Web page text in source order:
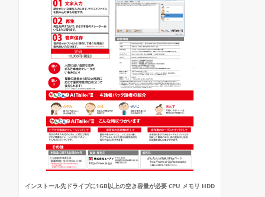
インストール先ドライブに1GB以上の空き容量が必要 CPU メモリ HDD